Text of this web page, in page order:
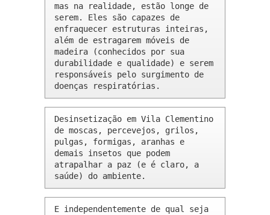
mas na realidade, estão longe de
serem. Eles são capazes de
enfraquecer estruturas inteiras,
além de estragarem móveis de
madeira (conhecidos por sua
durabilidade e qualidade) e serem
responsáveis pelo surgimento de
doenças respiratórias.
Desinsetização em Vila Clementino
de moscas, percevejos, grilos,
pulgas, formigas, aranhas e
demais insetos que podem
atrapalhar a paz (e é claro, a
saúde) do ambiente.
E independentemente de qual seja